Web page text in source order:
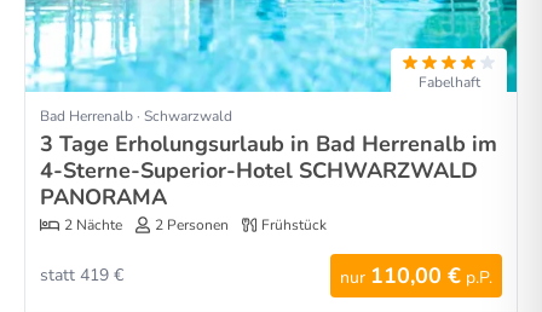
Fabelhaft
Bad Herrenalb · Schwarzwald
3 Tage Erholungsurlaub in Bad Herrenalb im
4-Sterne-Superior-Hotel SCHWARZWALD
PANORAMA
2 Nächte 2 Personen Frühstück
nur 110,00 € p.P.
statt 419 €